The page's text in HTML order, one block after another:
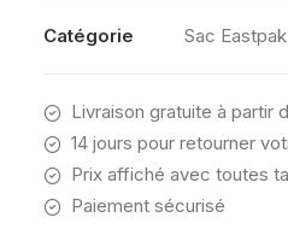
Catégorie Sac Eastpak
Livraison gratuite à partir
14 jours pour retourner
Prix affiché avec toutes
Paiement sécurisé